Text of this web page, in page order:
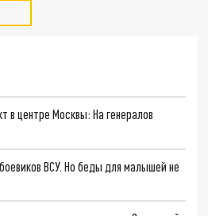
в центре Москвы: На генералов
ВСУ. Но беды для малышей не